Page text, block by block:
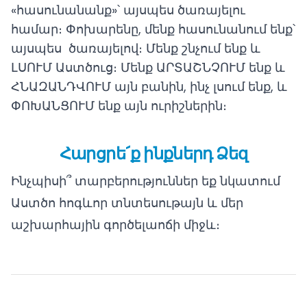
«հասունանանք»՝ այսպես ծառայելու
համար։ Փոխարենը, մենք հասունանում ենք՝
այսպես ծառայելով։ Մենք շնչում ենք և
ԼՍՈՒՄ Աստծուց։ Մենք ԱՐՏԱՇՆՉՈՒՄ ենք և
ՀՆԱԶԱՆԴՎՈՒՄ այն բանին, ինչ լսում ենք, և
ՓՈԽԱՆՑՈՒՄ ենք այն ուրիշներին։
Հարցրե´ք ինքներդ Ձեզ
Ինչպիսի՞ տարբերություններ եք նկատում
Աստծո հոգևոր տնտեսութայն և մեր
աշխարհային գործելաոճի միջև։